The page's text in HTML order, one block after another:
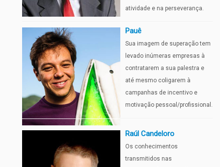
atividade e na perseverança.
Pauê
Sua imagem de superação tem
levado inúmeras empresas à
contratarem a sua palestra e
até mesmo coligarem à
campanhas de incentivo e
motivação pessoal/profissional.
Raúl Candeloro
Os conhecimentos
transmitidos nas